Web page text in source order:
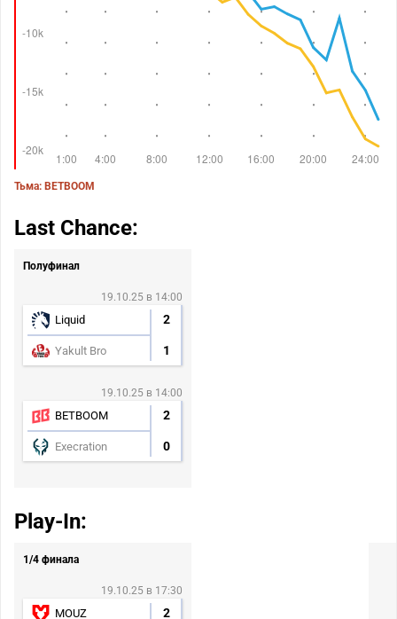
Тьма: BETBOOM
Last Chance:
Полуфинал
19.10.25 в 14:00
Liquid 2
Yakult Bro 1
19.10.25 в 14:00
BETBOOM 2
Execration 0
Play-In:
1/4 финала
19.10.25 в 17:30
MOUZ 2